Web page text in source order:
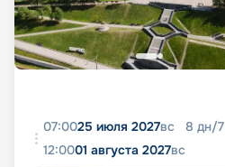
07:0025 июля 2027вс 8 дн/7
12:0001 августа 2027вс